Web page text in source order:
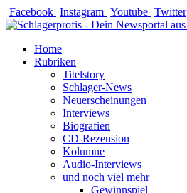
Zum
Inhalt
Facebook Instagram Youtube Twitter
Home
Rubriken
Titelstory
Schlager-News
Neuerscheinungen
Interviews
Biografien
CD-Rezension
Kolumne
Audio-Interviews
und noch viel mehr
Gewinnspiel